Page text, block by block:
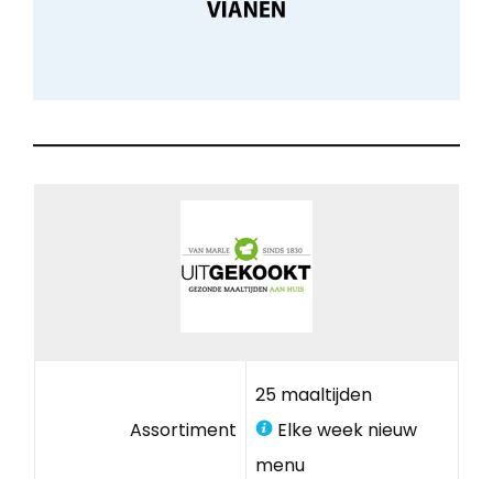
Assortiment
25 maaltijden
Elke week nieuw
menu